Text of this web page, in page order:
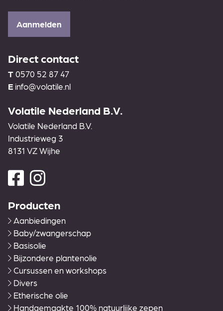
Aanmelden
Direct contact
T 0570 52 87 47
E info@volatile.nl
Volatile Nederland B.V.
Volatile Nederland B.V.
Industrieweg 3
8131 VZ Wijhe
Producten
Aanbiedingen
Baby/zwangerschap
Basisolie
Bijzondere plantenolie
Cursussen en workshops
Divers
Etherische olie
Handgemaakte 100% natuurlijke zepen